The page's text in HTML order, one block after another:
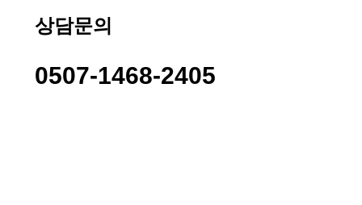
상담문의
0507-1468-2405